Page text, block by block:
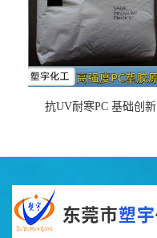
抗UV耐寒PC 基础创新